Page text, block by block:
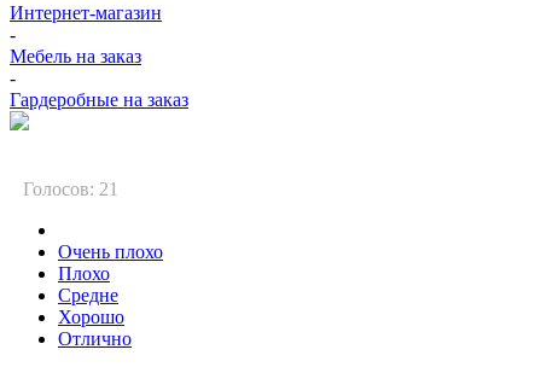
Интернет-магазин
-
Мебель на заказ
-
Гардеробные на заказ
Голосов: 21
Очень плохо
Плохо
Средне
Хорошо
Отлично